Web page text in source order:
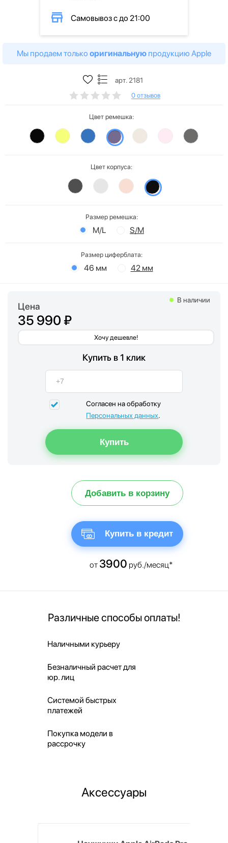
Самовывоз с до 21:00
Мы продаем только оригинальную продукцию Apple
арт. 2181
0 отзывов
Цвет ремешка:
Цвет корпуса:
Размер ремешка:
M/L S/M
Размер циферблата:
46 мм 42 мм
Цена
35 990 ₽
Хочу дешевле!
В наличии
Купить в 1 клик
Согласен на обработку
Персональных данных.
Добавить в корзину
Купить в кредит
от 3900 руб./месяц*
Различные способы оплаты!
Наличными курьеру
Безналичный расчет для
юр. лиц
Системой быстрых
платежей
Покупка модели в
рассрочку
Аксессуары